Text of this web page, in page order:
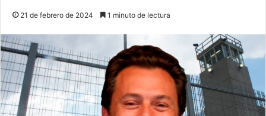
21 de febrero de 2024 1 minuto de lectura